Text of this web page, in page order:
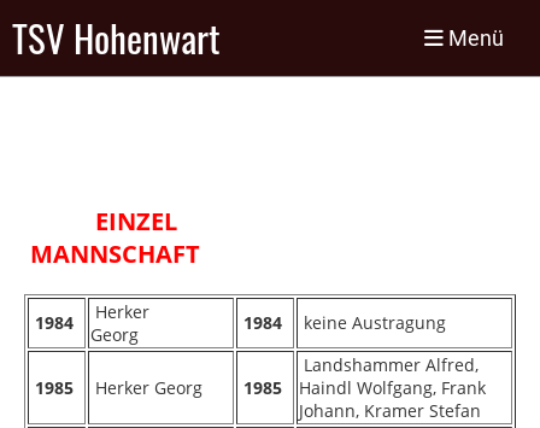
TSV Hohenwart Menü
EINZEL
MANNSCHAFT
1984
Herker
Georg
1984 keine Austragung
1985 Herker Georg 1985
Landshammer Alfred,
Haindl Wolfgang, Frank
Johann, Kramer Stefan